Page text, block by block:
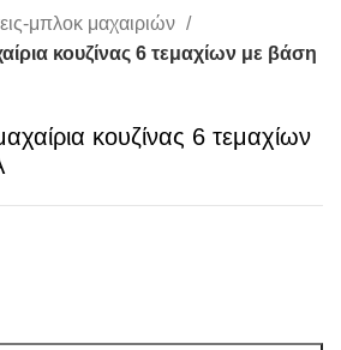
μπλοκ μαχαιριών
κουζίνας 6 τεμαχίων με βάση
κουζίνας 6 τεμαχίων